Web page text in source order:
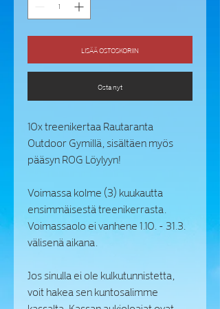
LISÄÄ OSTOSKORIIN
Osta nyt
10x treenikertaa Rautaranta
Outdoor Gymillä, sisältäen myös
pääsyn ROG Löylyyn!
Voimassa kolme (3) kuukautta
ensimmäisestä treenikerrasta.
Voimassaolo ei vanhene 1.10. - 31.3.
välisenä aikana.
Jos sinulla ei ole kulkutunnistetta,
voit hakea sen kuntosalimme